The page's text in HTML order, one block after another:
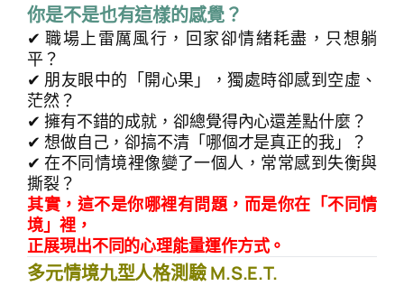
你是不是也有這樣的感覺？
✔ 職場上雷厲風行，回家卻情緒耗盡，只想躺
平？
✔ 朋友眼中的「開心果」，獨處時卻感到空虛、
茫然？
✔ 擁有不錯的成就，卻總覺得內心還差點什麼？
✔ 想做自己，卻搞不清「哪個才是真正的我」？
✔ 在不同情境裡像變了一個人，常常感到失衡與
撕裂？
其實，這不是你哪裡有問題，而是你在「不同情
境」裡，
正展現出不同的心理能量運作方式。
多元情境九型人格測驗 M.S.E.T.